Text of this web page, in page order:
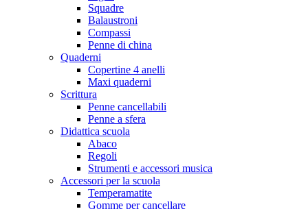
Squadre
Balaustroni
Compassi
Penne di china
Quaderni
Copertine 4 anelli
Maxi quaderni
Scrittura
Penne cancellabili
Penne a sfera
Didattica scuola
Abaco
Regoli
Strumenti e accessori musica
Accessori per la scuola
Temperamatite
Gomme per cancellare